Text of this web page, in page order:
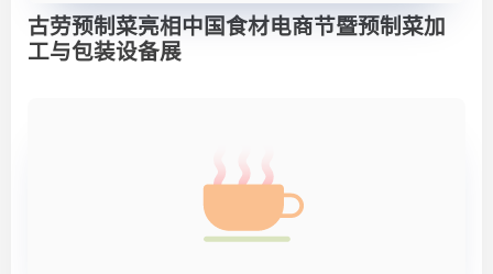
古劳预制菜亮相中国食材电商节暨预制菜加
工与包装设备展